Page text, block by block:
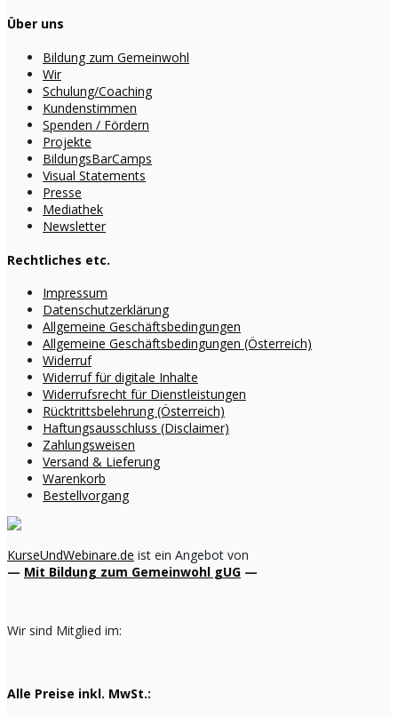
Über uns
Bildung zum Gemeinwohl
Wir
Schulung/Coaching
Kundenstimmen
Spenden / Fördern
Projekte
BildungsBarCamps
Visual Statements
Presse
Mediathek
Newsletter
Rechtliches etc.
Impressum
Datenschutzerklärung
Allgemeine Geschäftsbedingungen
Allgemeine Geschäftsbedingungen (Österreich)
Widerruf
Widerruf für digitale Inhalte
Widerrufsrecht für Dienstleistungen
Rücktrittsbelehrung (Österreich)
Haftungsausschluss (Disclaimer)
Zahlungsweisen
Versand & Lieferung
Warenkorb
Bestellvorgang
KurseUndWebinare.de ist ein Angebot von
— Mit Bildung zum Gemeinwohl gUG —
Wir sind Mitglied im:
Alle Preise inkl. MwSt.: